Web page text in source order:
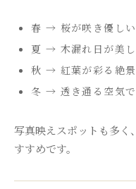
春 → 桜が咲き優し
夏 → 木漏れ日が美
秋 → 紅葉が彩る絶景
冬 → 透き通る空気
写真映えスポットも多く
すすめです。